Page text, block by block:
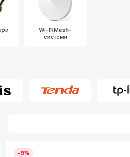
Wi-Fi Mesh-
системи
-9%